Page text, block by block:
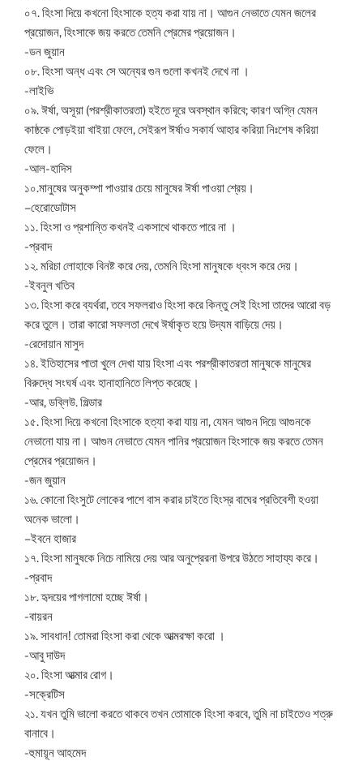
০৭. হিংসা দিয়ে কখনো হিংসাকে হত্য করা যায় না। আগুন নেভাতে যেমন জলের
প্রয়োজন, হিংসাকে জয় করতে তেমনি প্রেমের প্রয়োজন।
-ডন জুয়ান
০৮. হিংসা অন্ধ এবং সে অন্যের গুন গুলো কখনই দেখে না ।
-লাইভি
০৯. ঈর্ষা, অসূয়া (পরশ্রীকাতরতা) হইতে দূরে অবস্থান করিবে; কারণ অগ্নি যেমন
কাষ্ঠকে পোড়ইয়া খাইয়া ফেলে, সেইরূপ ঈর্ষাও সকার্য আহার করিয়া নিঃশেষ করিয়া
ফেলে।
-আল-হাদিস
১০.মানুষের অনুকম্পা পাওয়ার চেয়ে মানুষের ঈর্ষা পাওয়া শ্রেয়।
–হেরোডোটাস
১১. হিংসা ও প্রশান্তি কখনই একসাথে থাকতে পারে না ।
-প্রবাদ
১২. মরিচা লোহাকে বিনষ্ট করে দেয়, তেমনি হিংসা মানুষকে ধ্বংস করে দেয়।
-ইবনুল খতিব
১৩. হিংসা করে ব্যর্থরা, তবে সফলরাও হিংসা করে কিন্তু সেই হিংসা তাদের আরো বড়
করে তুলে। তারা কারো সফলতা দেখে ঈর্ষাকৃত হয়ে উদ্যম বাড়িয়ে দেয়।
-রেদোয়ান মাসুদ
১৪. ইতিহাসের পাতা খুলে দেখা যায় হিংসা এবং পরশ্রীকাতরতা মানুষকে মানুষের
বিরুদ্ধে সংঘর্ষ এবং হানাহানিতে লিপ্ত করেছে।
-আর, ডব্লিউ. গিল্ডার
১৫. হিংসা দিয়ে কখনো হিংসাকে হত্যা করা যায় না, যেমন আগুন দিয়ে আগুনকে
নেভানো যায় না। আগুন নেভাতে যেমন পানির প্রয়োজন হিংসাকে জয় করতে তেমন
প্রেমের প্রয়ােজন।
-জন জুয়ান
১৬. কোনো হিংসুটে লোকের পাশে বাস করার চাইতে হিংস্র বাঘের প্রতিবেশী হওয়া
অনেক ভালো।
–ইবনে হাজার
১৭. হিংসা মানুষকে নিচে নামিয়ে দেয় আর অনুপ্রেরনা উপরে উঠতে সাহায্য করে।
-প্রবাদ
১৮. হৃদয়ের পাগলামো হচ্ছে ঈর্ষা।
-বায়রন
১৯. সাবধান! তোমরা হিংসা করা থেকে আত্মরক্ষা করো ।
-আবু দাউদ
২০. হিংসা আত্মার রোগ।
-সক্রেটিস
২১. যখন তুমি ভালো করতে থাকবে তখন তোমাকে হিংসা করবে, তুমি না চাইতেও শত্রু
বানাবে।
-হুমায়ূন আহমেদ